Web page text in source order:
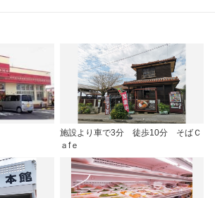
施設より車で3分 徒歩10分 そばＣ
ａfｅ